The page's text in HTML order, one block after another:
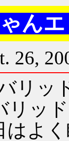
ん
26,
リ
リッ
はよ